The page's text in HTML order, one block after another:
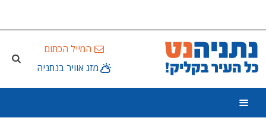
המייל הכתום
מזג אוויר בנתניה